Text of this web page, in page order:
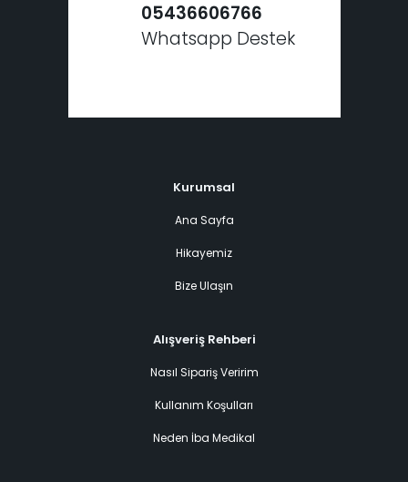
05436606766
Whatsapp Destek
Kurumsal
Ana Sayfa
Hikayemiz
Bize Ulaşın
Alışveriş Rehberi
Nasıl Sipariş Veririm
Kullanım Koşulları
Neden İba Medikal